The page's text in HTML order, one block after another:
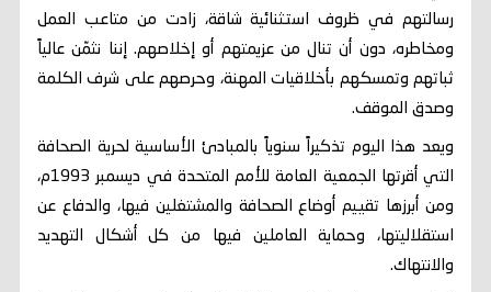
رسالتهم في ظروف استثنائية شاقة، زادت من متاعب العمل
ومخاطره، دون أن تنال من عزيمتهم أو إخلاصهم. إننا نثمّن عالياً
ثباتهم وتمسكهم بأخلاقيات المهنة، وحرصهم على شرف الكلمة
وصدق الموقف.
ويعد هذا اليوم تذكيراً سنوياً بالمبادئ الأساسية لحرية الصحافة
التي أقرتها الجمعية العامة للأمم المتحدة في ديسمبر 1993م،
ومن أبرزها تقييم أوضاع الصحافة والمشتغلين فيها، والدفاع عن
استقلاليتها، وحماية العاملين فيها من كل أشكال التهديد
والانتهاك.